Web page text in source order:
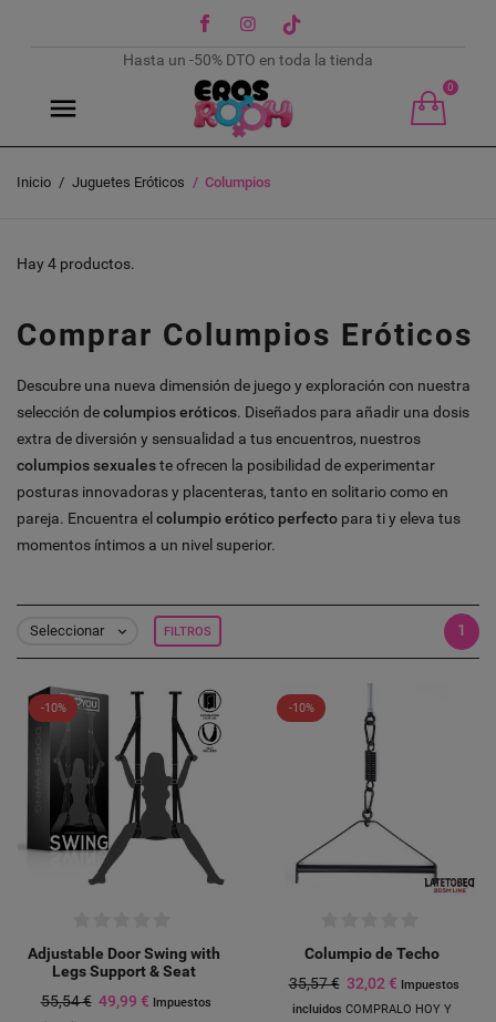
FacebookInstagram
TikTok
Hasta un -50% DTO en toda la tienda
0
Inicio Juguetes Eróticos Columpios
Hay 4 productos.
Comprar Columpios Eróticos
Descubre una nueva dimensión de juego y exploración con nuestra
selección decolumpios eróticos. Diseñados para añadir una dosis
extra de diversión y sensualidad a tus encuentros, nuestros
columpios sexualeste ofrecen la posibilidad de experimentar
posturas innovadoras y placenteras, tanto en solitario como en
pareja. Encuentra el columpio erótico perfecto para ti y eleva tus
momentos íntimos a un nivel superior.
Seleccionar  FILTROS 1
-10%
Adjustable Door Swing with
Legs Support & Seat
55,54 € 49,99 € Impuestos
-10%
Columpio de Techo
35,57 € 32,02 € Impuestos
incluidos COMPRALO HOY Y